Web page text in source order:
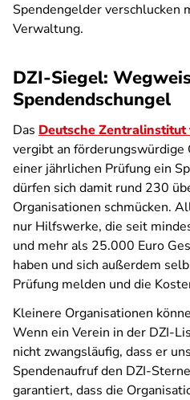
Spendengelder verschlucken
Verwaltung.
DZI-Siegel:
Spendendschungel
Das Deutsche Zentralinstitut
vergibt an förderungswürdige
einer jährlichen Prüfung ein
dürfen sich damit rund 230
Organisationen schmücken.
nur Hilfswerke, die seit
und mehr als 25.000 Euro
haben und sich außerdem
Prüfung melden und die
Kleinere Organisationen
Wenn ein Verein in der DZI-
nicht zwangsläufig, dass er
Spendenaufruf den DZI-
garantiert, dass die